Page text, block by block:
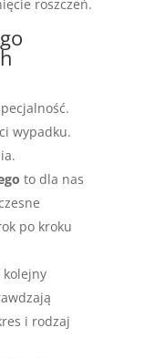
roszczeń.
wypadku.
to dla nas
po kroku
kolejny
i rodzaj